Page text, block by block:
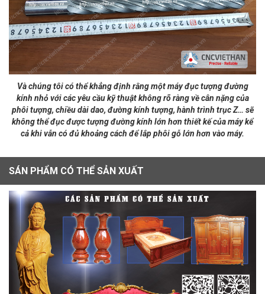
Và chúng tôi có thể khẳng định rằng một máy đục tượng đường
kính nhỏ với các yêu cầu kỹ thuật không rõ ràng về cân nặng của
phôi tượng, chiều dài dao, đường kính tượng, hành trình trục Z… sẽ
không thể đục được tượng đường kính lớn hơn thiết kế của máy kể
cả khi vẫn có đủ khoảng cách để lắp phôi gỗ lớn hơn vào máy.
SÁN PHẨM CÓ THỂ SẢN XUẤT